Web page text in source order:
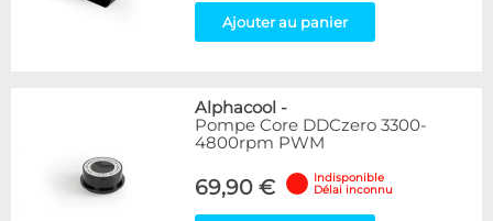
Ajouter au panier
Alphacool -
Pompe Core DDCzero 3300-
4800rpm PWM
69,90 €
Indisponible
Délai inconnu